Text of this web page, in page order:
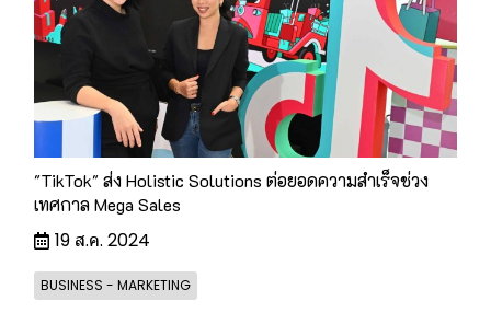
"TikTok" ส่ง Holistic Solutions ต่อยอดความสำเร็จช่วง
เทศกาล Mega Sales
19 ส.ค. 2024
BUSINESS - MARKETING